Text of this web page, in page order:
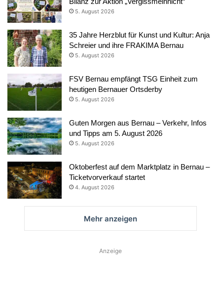
5. August 2026
35 Jahre Herzblut für Kunst und Kultur: Anja
Schreier und ihre FRAKIMA Bernau
5. August 2026
FSV Bernau empfängt TSG Einheit zum
heutigen Bernauer Ortsderby
5. August 2026
Guten Morgen aus Bernau – Verkehr, Infos
und Tipps am 5. August 2026
5. August 2026
Oktoberfest auf dem Marktplatz in Bernau –
Ticketvorverkauf startet
4. August 2026
Mehr anzeigen
Anzeige